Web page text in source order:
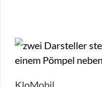
KloMobil